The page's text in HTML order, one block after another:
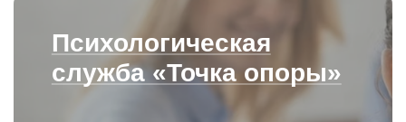
Психологическая
служба «Точка опоры»